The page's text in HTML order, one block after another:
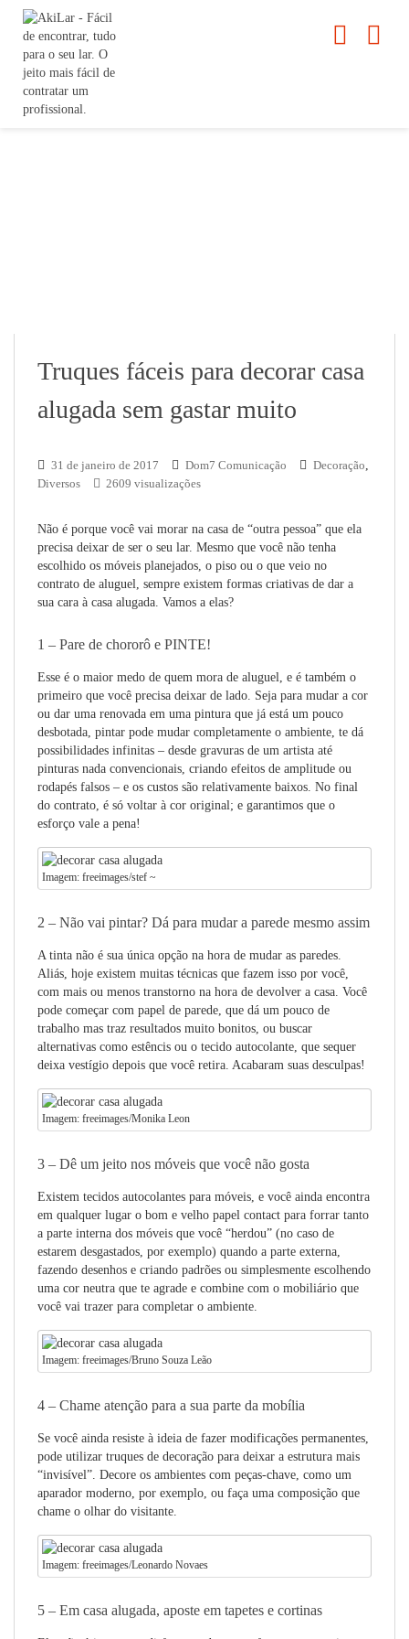
Truques fáceis para decorar casa
alugada sem gastar muito
31 de janeiro de 2017 Dom7 Comunicação Decoração,
Diversos
2609 visualizações
Não é porque você vai morar na casa de “outra pessoa” que ela
precisa deixar de ser o seu lar. Mesmo que você não tenha
escolhido os móveis planejados, o piso ou o que veio no
contrato de aluguel, sempre existem formas criativas de dar a
sua cara à casa alugada. Vamos a elas?
1 – Pare de chororô e PINTE!
Esse é o maior medo de quem mora de aluguel, e é também o
primeiro que você precisa deixar de lado. Seja para mudar a cor
ou dar uma renovada em uma pintura que já está um pouco
desbotada, pintar pode mudar completamente o ambiente, te dá
possibilidades infinitas – desde gravuras de um artista até
pinturas nada convencionais, criando efeitos de amplitude ou
rodapés falsos – e os custos são relativamente baixos. No final
do contrato, é só voltar à cor original; e garantimos que o
esforço vale a pena!
Imagem: freeimages/stef ~
2 – Não vai pintar? Dá para mudar a parede mesmo assim
A tinta não é sua única opção na hora de mudar as paredes.
Aliás, hoje existem muitas técnicas que fazem isso por você,
com mais ou menos transtorno na hora de devolver a casa. Você
pode começar com papel de parede, que dá um pouco de
trabalho mas traz resultados muito bonitos, ou buscar
alternativas como estêncis ou o tecido autocolante, que sequer
deixa vestígio depois que você retira. Acabaram suas desculpas!
Imagem: freeimages/Monika Leon
3 – Dê um jeito nos móveis que você não gosta
Existem tecidos autocolantes para móveis, e você ainda encontra
em qualquer lugar o bom e velho papel contact para forrar tanto
a parte interna dos móveis que você “herdou” (no caso de
estarem desgastados, por exemplo) quando a parte externa,
fazendo desenhos e criando padrões ou simplesmente escolhendo
uma cor neutra que te agrade e combine com o mobiliário que
você vai trazer para completar o ambiente.
Imagem: freeimages/Bruno Souza Leão
4 – Chame atenção para a sua parte da mobília
Se você ainda resiste à ideia de fazer modificações permanentes,
pode utilizar truques de decoração para deixar a estrutura mais
“invisível”. Decore os ambientes com peças-chave, como um
aparador moderno, por exemplo, ou faça uma composição que
chame o olhar do visitante.
Imagem: freeimages/Leonardo Novaes
5 – Em casa alugada, aposte em tapetes e cortinas